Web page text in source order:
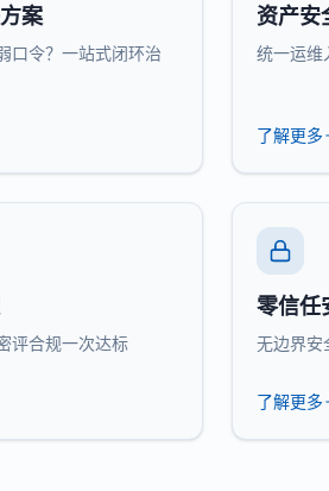
案
口令？一站式闭环治
资产安
统一运维
了解更多
评合规一次达标
零信任
无边界安
了解更多